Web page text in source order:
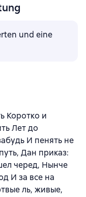
und eine
Коротко и
Лет до
И пенять не
Дан приказ:
черед, Нынче
И за все на
ль, живые,